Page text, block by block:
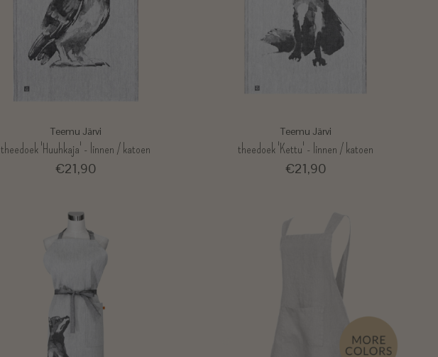
Teemu Järvi
theedoek 'Huuhkaja' - linnen / katoen
€21,90
Teemu Järvi
theedoek 'Kettu' - linnen / katoen
€21,90